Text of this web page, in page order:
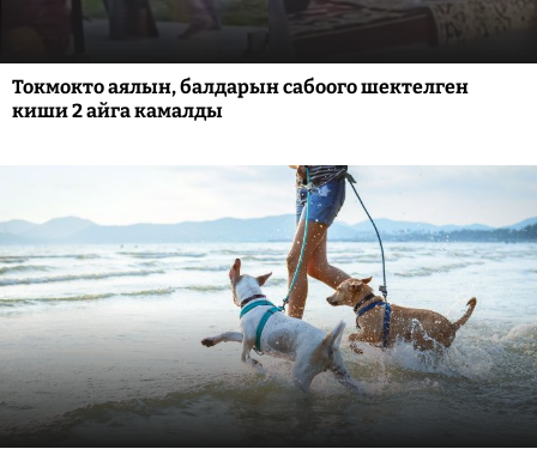
Токмокто аялын, балдарын сабоого шектелген
киши 2 айга камалды